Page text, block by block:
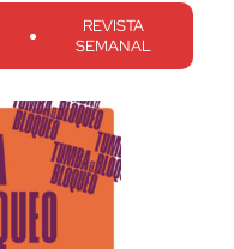
REVISTA
SEMANAL